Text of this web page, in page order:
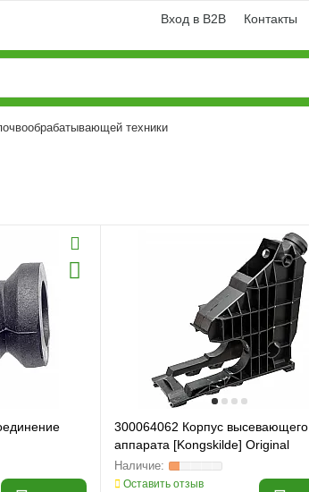
Вход в B2B Контакты
техники
300064062 Корпус высевающего
аппарата [Kongskilde] Original
Оставить отзыв